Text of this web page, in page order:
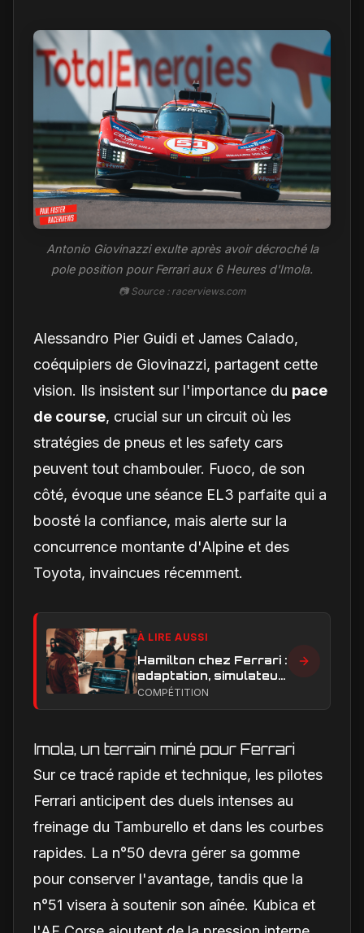
Antonio Giovinazzi exulte après avoir décroché la
pole position pour Ferrari aux 6 Heures d'Imola.
📷 Source : racerviews.com
Alessandro Pier Guidi et James Calado,
coéquipiers de Giovinazzi, partagent cette
vision. Ils insistent sur l'importance du pace
de course, crucial sur un circuit où les
stratégies de pneus et les safety cars
peuvent tout chambouler. Fuoco, de son
côté, évoque une séance EL3 parfaite qui a
boosté la confiance, mais alerte sur la
concurrence montante d'Alpine et des
Toyota, invaincues récemment.
À LIRE AUSSI
Hamilton chez Ferrari :
adaptation, simulateur
et critiques, ce qui
COMPÉTITION
Imola, un terrain miné pour Ferrari
Sur ce tracé rapide et technique, les pilotes
Ferrari anticipent des duels intenses au
freinage du Tamburello et dans les courbes
rapides. La n°50 devra gérer sa gomme
pour conserver l'avantage, tandis que la
n°51 visera à soutenir son aînée. Kubica et